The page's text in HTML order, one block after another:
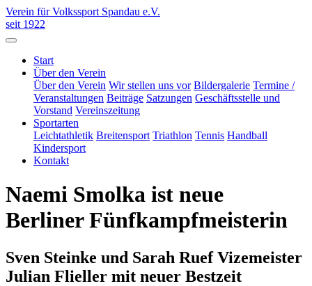
Verein für Volkssport Spandau e.V.
seit 1922
Start
Über den Verein
Über den Verein Wir stellen uns vor Bildergalerie Termine /
Veranstaltungen Beiträge Satzungen Geschäftsstelle und
Vorstand Vereinszeitung
Sportarten
Leichtathletik Breitensport Triathlon Tennis Handball
Kindersport
Kontakt
Naemi Smolka ist neue
Berliner Fünfkampfmeisterin
Sven Steinke und Sarah Ruef Vizemeister
Julian Flieller mit neuer Bestzeit